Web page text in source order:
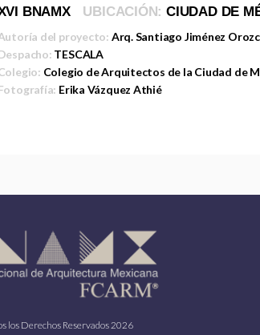
BNAMX UBICACIÓN:CIUDAD DE
del proyecto: Arq. Santiago Jiménez
TESCALA
Colegio de Arquitectos de la Ciudad de
Erika Vázquez Athié
los Derechos Reservados 2026